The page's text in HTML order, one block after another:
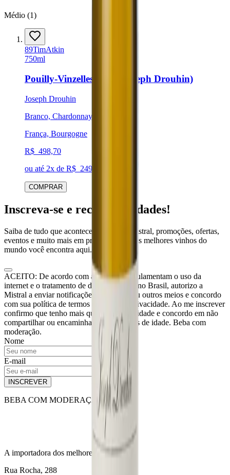
Médio (1)
89TimAtkin
750ml
Pouilly-Vinzelles 2020 (Joseph Drouhin)
Joseph Drouhin
Branco, Chardonnay
França, Bourgogne
R$ 498,70
ou até 2x de R$ 249,35
COMPRAR
Inscreva-se e receba novidades!
Saiba de tudo que acontece no mundo Mistral, promoções, ofertas,
eventos e muito mais em primeira mão. Os melhores vinhos do
mundo você encontra aqui.
ACEITO: De acordo com as leis que regulamentam o uso da
internet e o tratamento de dados pessoais no Brasil, autorizo a
Mistral a enviar notificações por e-mail ou outros meios e concordo
com sua política de termos de uso e de privacidade. Ao me inscrever
confirmo que tenho mais que 18 anos de idade e concordo em não
compartilhar ou encaminhar para menores de idade. Beba com
moderação.
Nome
E-mail
INSCREVER
BEBA COM MODERAÇÃO
A importadora dos melhores vinhos.
Rua Rocha, 288